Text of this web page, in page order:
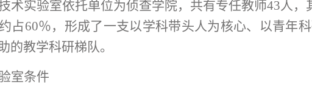
术实验室依托单位为侦查学院，共有专任教师43人，
占60％，形成了一支以学科带头人为核心、以青年
的教学科研梯队。
室条件